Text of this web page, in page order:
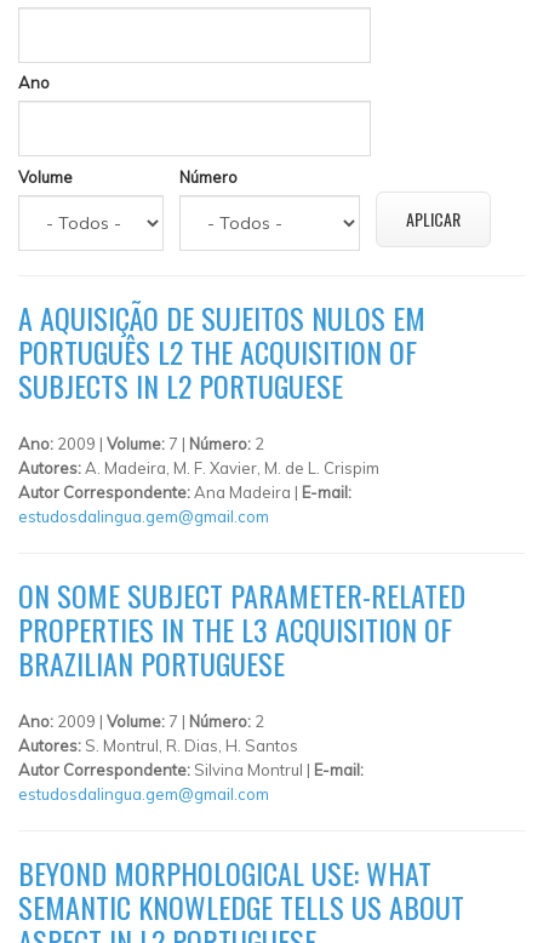
Ano
Volume Número
A AQUISIÇÃO DE SUJEITOS NULOS EM
PORTUGUÊS L2 THE ACQUISITION OF
SUBJECTS IN L2 PORTUGUESE
Ano: 2009 | Volume: 7 | Número: 2
Autores:A. Madeira, M. F. Xavier, M. de L. Crispim
Autor Correspondente:Ana Madeira | E-mail:
estudosdalingua.gem@gmail.com
ON SOME SUBJECT PARAMETER-RELATED
PROPERTIES IN THE L3 ACQUISITION OF
BRAZILIAN PORTUGUESE
Ano: 2009 | Volume: 7 | Número: 2
Autores: S. Montrul, R. Dias, H. Santos
Autor Correspondente: Silvina Montrul | E-mail:
estudosdalingua.gem@gmail.com
BEYOND MORPHOLOGICAL USE: WHAT
SEMANTIC KNOWLEDGE TELLS US ABOUT